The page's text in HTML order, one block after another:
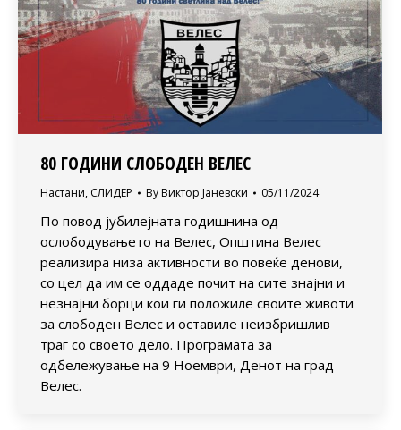
80 ГОДИНИ СЛОБОДЕН ВЕЛЕС
Настани, СЛИДЕР By Виктор Јаневски 05/11/2024
По повод јубилејната годишнина од
ослободувањето на Велес, Општина Велес
реализира низа активности во повеќе денови,
со цел да им се оддаде почит на сите знајни и
незнајни борци кои ги положиле своите животи
за слободен Велес и оставиле неизбришлив
траг со своето дело. Програмата за
одбележување на 9 Ноември, Денот на град
Велес.